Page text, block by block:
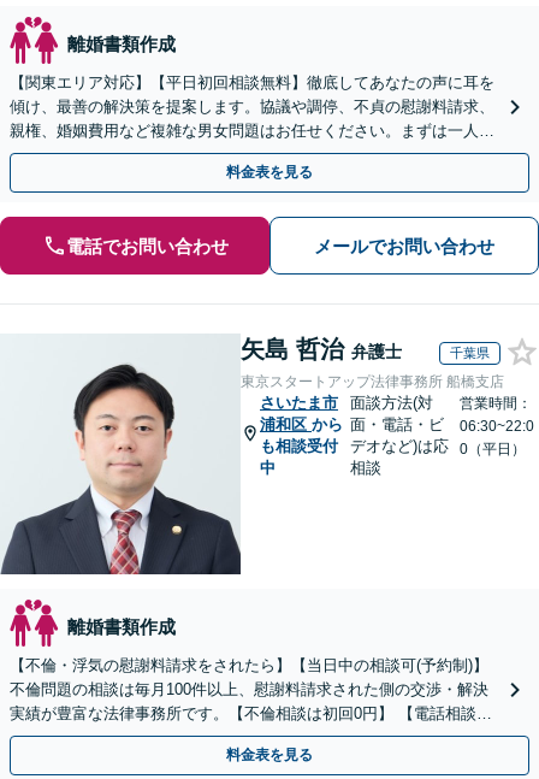
離婚書類作成
【関東エリア対応】【平日初回相談無料】徹底してあなたの声に耳を
傾け、最善の解決策を提案します。協議や調停、不貞の慰謝料請求、
親権、婚姻費用など複雑な男女問題はお任せください。まずは一人で
抱え込まずお話しください。
料金表を見る
電話でお問い合わせ メールでお問い合わせ
矢島 哲治 弁護士 千葉県
東京スタートアップ法律事務所 船橋支店
さいたま市
浦和区 から
も相談受付
中
面談方法(対
面・電話・ビ
デオなど)は応
相談
営業時間：
06:30~22:0
0（平日）
離婚書類作成
【不倫・浮気の慰謝料請求をされたら】【当日中の相談可(予約制)】
不倫問題の相談は毎月100件以上、慰謝料請求された側の交渉・解決
実績が豊富な法律事務所です。【不倫相談は初回0円】 【電話相談で
ご契約まで対応可/来所不要】
料金表を見る